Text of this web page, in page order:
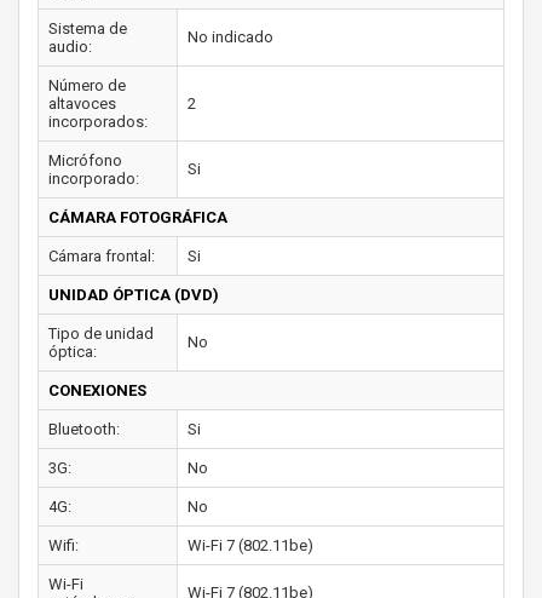
Sistema de
audio:
No indicado
Número de
altavoces
incorporados:
2
Micrófono
incorporado:
Si
CÁMARA FOTOGRÁFICA
Cámara frontal: Si
UNIDAD ÓPTICA (DVD)
Tipo de unidad
óptica:
No
CONEXIONES
Bluetooth: Si
3G: No
4G: No
Wifi: Wi-Fi 7 (802.11be)
Wi-Fi
Wi-Fi 7 (802.11be)